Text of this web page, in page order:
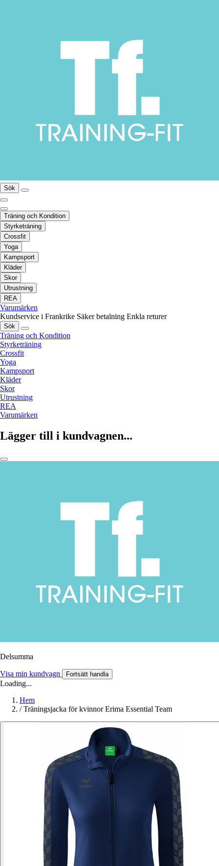
Sök
Träning och Kondition
Styrketräning
Crossfit
Yoga
Kampsport
Kläder
Skor
Utrustning
REA
Varumärken
Kundservice i Frankrike Säker betalning Enkla returer
Sök
Träning och Kondition
Styrketräning
Crossfit
Yoga
Kampsport
Kläder
Skor
Utrustning
REA
Varumärken
Lägger till i kundvagnen...
Delsumma
Visa min kundvagn Fortsätt handla
Loading...
Hem
/ Träningsjacka för kvinnor Erima Essential Team